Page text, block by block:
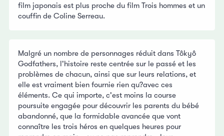
film japonais est plus proche du film Trois hommes et un
couffin de Coline Serreau.
Malgré un nombre de personnages réduit dans Tôkyô
Godfathers, l'histoire reste centrée sur le passé et les
problèmes de chacun, ainsi que sur leurs relations, et
elle est vraiment bien fournie rien qu?avec ces
éléments. Ce qui importe, c'est moins la course
poursuite engagée pour découvrir les parents du bébé
abandonné, que la formidable avancée que vont
connaître les trois héros en quelques heures pour